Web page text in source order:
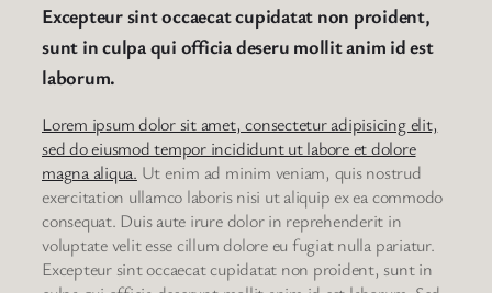
Excepteur sint occaecat cupidatat non proident,
sunt in culpa qui officia deseru mollit anim id est
laborum.
Lorem ipsum dolor sit amet, consectetur adipisicing elit,
sed do eiusmod tempor incididunt ut labore et dolore
magna aliqua. Ut enim ad minim veniam, quis nostrud
exercitation ullamco laboris nisi ut aliquip ex ea commodo
consequat. Duis aute irure dolor in reprehenderit in
voluptate velit esse cillum dolore eu fugiat nulla pariatur.
Excepteur sint occaecat cupidatat non proident, sunt in